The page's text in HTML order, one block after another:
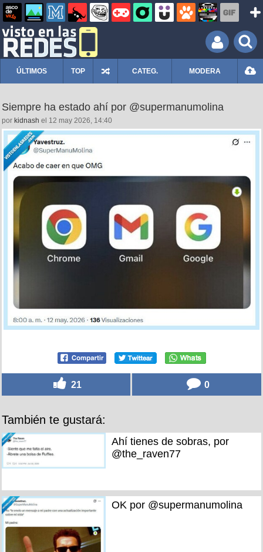
ÚLTIMOS TOP CATEG. MODERA
Siempre ha estado ahí por @supermanumolina
por kidnash el 12 may 2026, 14:40
21 0
También te gustará:
Ahí tienes de sobras, por
@the_raven77
OK por @supermanumolina